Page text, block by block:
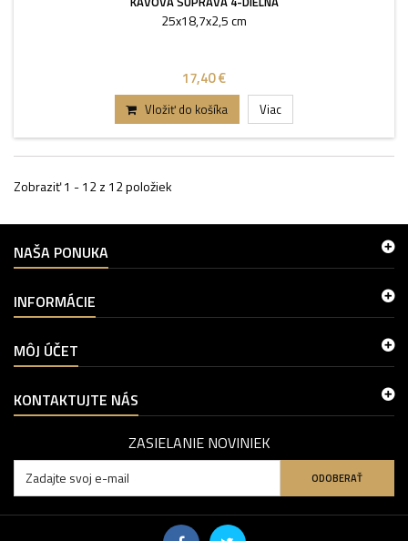
25x18,7x2,5 cm
17,40 €
Vložiť do košíka Viac
Zobraziť 1 - 12 z 12 položiek
NAŠA PONUKA
INFORMÁCIE
MÔJ ÚČET
KONTAKTUJTE NÁS
ZASIELANIE NOVINIEK
ODOBERAŤ